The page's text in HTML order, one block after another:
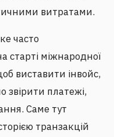
витратами.
часто
старті міжнародної
виставити інвойс,
звірити платежі,
Саме тут
транзакцій